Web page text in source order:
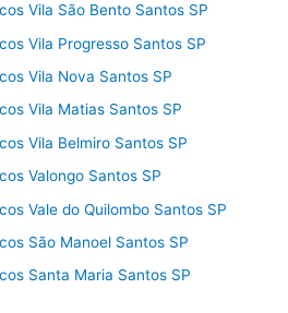
Vila São Bento Santos SP
Vila Progresso Santos SP
Vila Nova Santos SP
Vila Matias Santos SP
Vila Belmiro Santos SP
Valongo Santos SP
Vale do Quilombo Santos SP
São Manoel Santos SP
Santa Maria Santos SP